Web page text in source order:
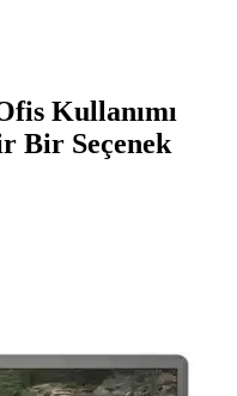
Kullanımı
Bir Seçenek